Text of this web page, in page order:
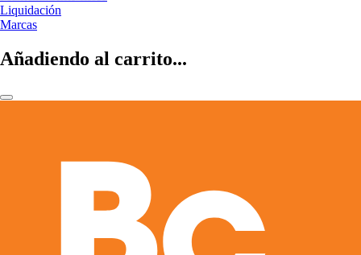
Liquidación
Marcas
Añadiendo al carrito...